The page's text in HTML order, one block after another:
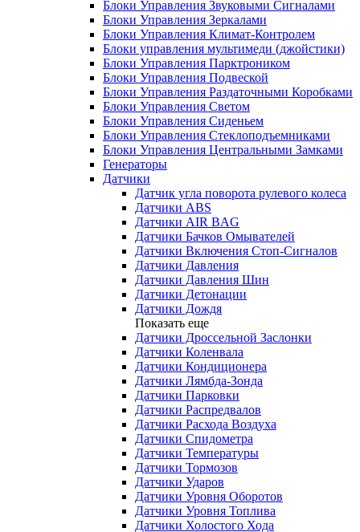
Блоки Управления Звуковыми Сигналами
Блоки Управления Зеркалами
Блоки Управления Климат-Контролем
Блоки управления мультимеди (джойстики)
Блоки Управления Парктроником
Блоки Управления Подвеской
Блоки Управления Раздаточными Коробками
Блоки Управления Светом
Блоки Управления Сиденьем
Блоки Управления Стеклоподъемниками
Блоки Управления Центральными Замками
Генераторы
Датчики
Датчик угла поворота рулевого колеса
Датчики ABS
Датчики AIR BAG
Датчики Бачков Омывателей
Датчики Включения Стоп-Сигналов
Датчики Давления
Датчики Давления Шин
Датчики Детонации
Датчики Дождя
Показать еще
Датчики Дроссельной Заслонки
Датчики Коленвала
Датчики Кондиционера
Датчики Лямбда-Зонда
Датчики Парковки
Датчики Распредвалов
Датчики Расхода Воздуха
Датчики Спидометра
Датчики Температуры
Датчики Тормозов
Датчики Ударов
Датчики Уровня Оборотов
Датчики Уровня Топлива
Датчики Холостого Хода